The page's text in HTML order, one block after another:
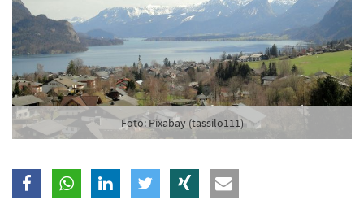
Foto: Pixabay (tassilo111)
Ich habe dieDatenschutzerklärungzur Kenntnis
genommen.
Anmelden Danke, heute nicht